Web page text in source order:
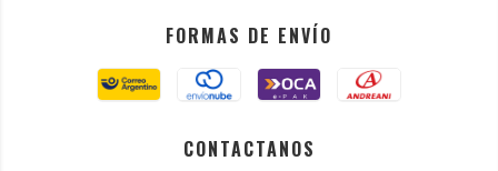
FORMAS DE ENVÍO
CONTACTANOS